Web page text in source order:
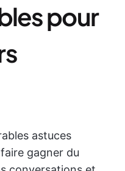
pour
astuces
gagner du